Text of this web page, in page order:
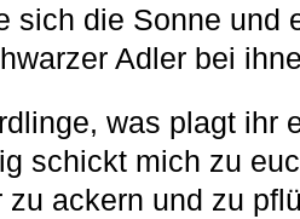
sich die Sonne und
Adler bei
was plagt ihr
schickt mich zu
zu ackern und zu